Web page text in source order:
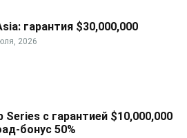
гарантия $30,000,000
2026
Series с гарантией $10,000,000
бонус 50%